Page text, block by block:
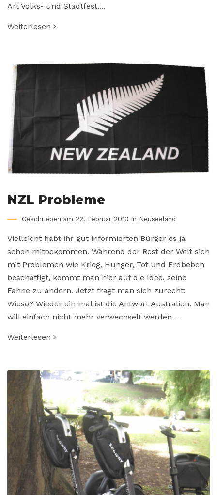
Art Volks- und Stadtfest....
Weiterlesen
NZL Probleme
Geschrieben am 22. Februar 2010 in Neuseeland
Vielleicht habt ihr gut informierten Bürger es ja
schon mitbekommen. Während der Rest der Welt sich
mit Problemen wie Krieg, Hunger, Tot und Erdbeben
beschäftigt, kommt man hier auf die Idee, seine
Fahne zu ändern. Jetzt fragt man sich zurecht:
Wieso? Wieder ein mal ist die Antwort Australien. Man
will einfach nicht mehr verwechselt werden....
Weiterlesen